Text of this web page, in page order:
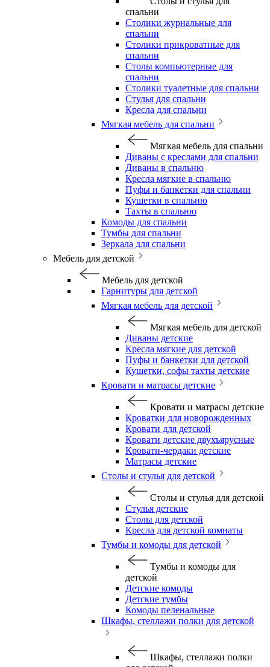
спальни
Столики журнальные для
спальни
Столики прикроватные для
спальни
Столы компьютерные для
спальни
Столики туалетные для спальни
Стулья для спальни
Кресла для спальни
Мягкая мебель для спальни
Мягкая мебель для спальни
Диваны с креслами для спальни
Диваны в спальню
Кресла мягкие в спальню
Пуфы и банкетки для спальни
Кушетки в спальню
Тахты в спальню
Комоды для спальни
Тумбы для спальни
Зеркала для спальни
Мебель для детской
Мебель для детской
Гарнитуры для детской
Мягкая мебель для детской
Мягкая мебель для детской
Диваны детские
Кресла мягкие для детской
Пуфы и банкетки для детской
Кушетки, софы тахты детские
Кровати и матрасы детские
Кровати и матрасы детские
Кроватки для новорожденных
Кровати для детской
Кровати детские двухъярусные
Кровати-чердаки детские
Матрасы детские
Столы и стулья для детской
Столы и стулья для детской
Стулья детские
Столы для детской
Кресла для детской комнаты
Тумбы и комоды для детской
Тумбы и комоды для
детской
Детские комоды
Детские тумбы
Комоды пеленальные
Шкафы, стеллажи полки для детской
Шкафы, стеллажи полки